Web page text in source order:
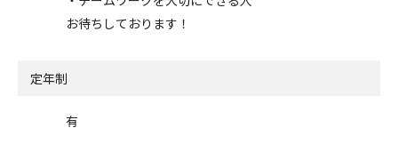
お待ちしております！
定年制
有